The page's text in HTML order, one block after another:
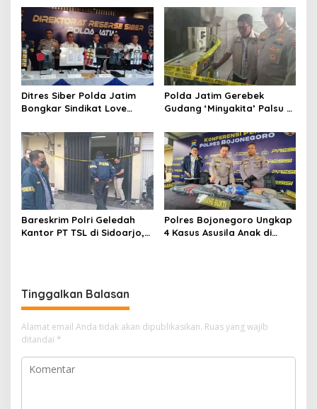
Tersangka Dugaan Aborsi
Hasil Pengecekan Nihil
Aktivitas Perjudian
Ditres Siber Polda Jatim
Bongkar Sindikat Love
Libatkan WNA Ghana dan
Pantai Gading
Polda Jatim Gerebek
Gudang ‘Minyakita’ Palsu di
dan Tak Berizin
Bareskrim Polri Geledah
Kantor PT TSL di Sidoarjo,
Polres Bojonegoro Ungkap
4 Kasus Asusila Anak di
Tinggalkan Balasan
Alamat email Anda tidak akan dipublikasikan. Ruas yang wajib
ditandai *